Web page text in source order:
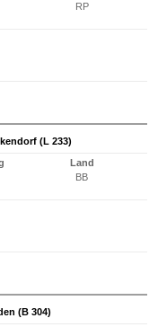
RP
(L 233)
Land
BB
(B 304)